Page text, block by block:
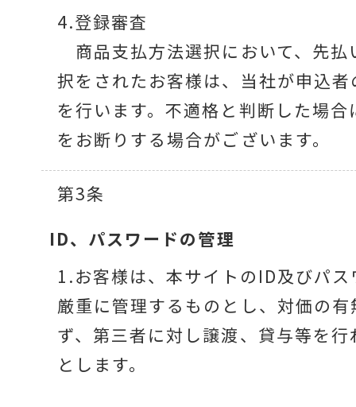
4.登録審査
商品支払方法選択において、先払
択をされたお客様は、当社が申込
を行います。不適格と判断した場合
をお断りする場合がございます。
第3条
ID、パスワードの管理
1.お客様は、本サイトのID及びパ
厳重に管理するものとし、対価の
ず、第三者に対し譲渡、貸与等を
とします。